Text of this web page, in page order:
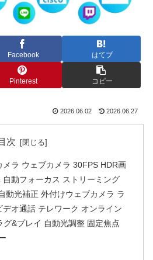
Facebook はてブ
Pinterest コピー
2026.06.02 2026.06.27
次
メラ ウェブカメラ 30FPS HDR画
動フォーカス ストリーミング
動光補正 外付けウェブカメラ ラ
オ通話 テレワーク オンライン
&プレイ 自動光調整 固定焦点